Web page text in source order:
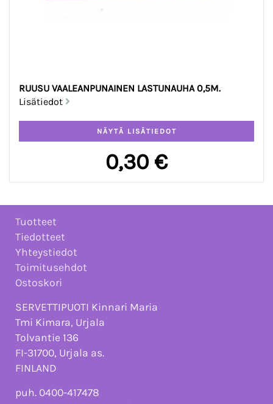
RUUSU VAALEANPUNAINEN LASTUNAUHA 0,5M.
Lisätiedot
0,30 €
Tuotteet
Tiedotteet
Yhteystiedot
Toimitusehdot
Ostoskori
SERVETTIPUOTI Kinnari Maria
Tmi Kimara, Urjala
Tolvantie 136
FI-31700, Urjala as.
FINLAND
puh. 0400-417478